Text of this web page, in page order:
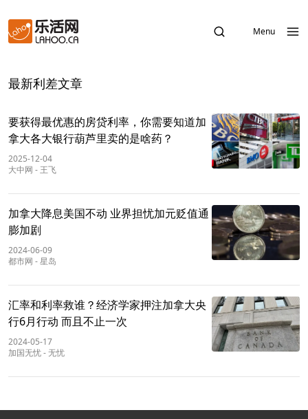
Menu
最新利差文章
要获得最优惠的房贷利率，你需要知道加
拿大各大银行葫芦里卖的是啥药？
2025-12-04
大中网 - 王飞
加拿大降息美国不动 业界担忧加元贬值通
膨加剧
2024-06-09
都市网 -星岛
汇率和利率救谁？经济学家押注加拿大央
行6月行动 而且不止一次
2024-05-17
加国无忧-无忧